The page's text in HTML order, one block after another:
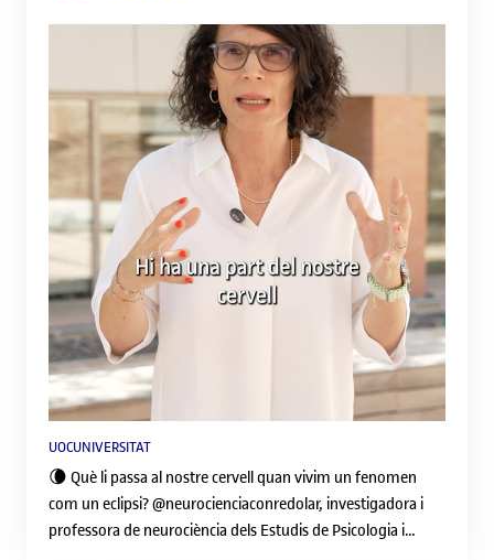
UOCUNIVERSITAT
🌘 Què li passa al nostre cervell quan vivim un fenomen
com un eclipsi? @neurocienciaconredolar, investigadora i
professora de neurociència dels Estudis de Psicologia i